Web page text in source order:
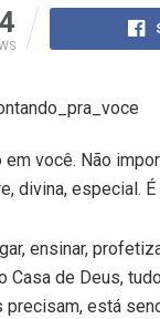
você. Não
divina, especial.
ensinar,
Casa de Deus,
precisam, está